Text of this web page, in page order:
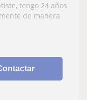
tengo 24 años
de manera